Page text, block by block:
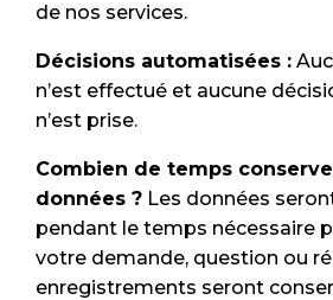
de nos services.
Décisions automatisées :
n’est effectué et aucune
n’est prise.
Combien de temps
données ? Les données
pendant le temps nécessaire
votre demande, question ou
enregistrements seront